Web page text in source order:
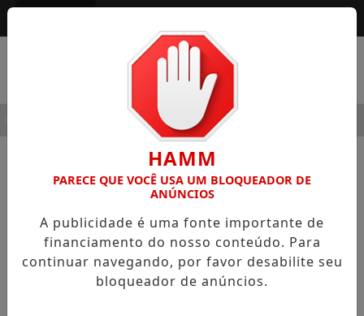
HOSPITAL SAMARITANO HIGIENÓPOLIS
COLUNISTAS
Colunista Paulo Eduardo de Barros
Fonseca
HAMM
PARECE QUE VOCÊ USA UM BLOQUEADOR DE
ANÚNCIOS
A publicidade é uma fonte importante de
financiamento do nosso conteúdo. Para
continuar navegando, por favor desabilite seu
bloqueador de anúncios.